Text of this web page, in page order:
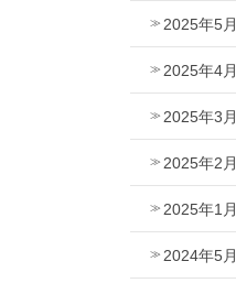
2025年5月
2025年4月
2025年3月
2025年2月
2025年1月
2024年5月